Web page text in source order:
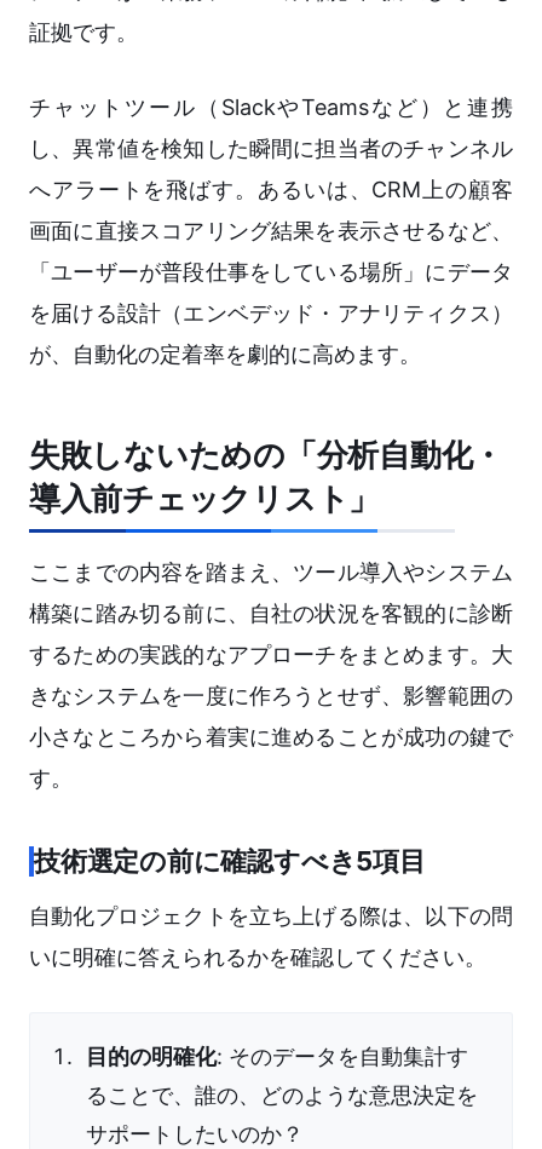
証拠です。
チャットツール（SlackやTeamsなど）と連携
し、異常値を検知した瞬間に担当者のチャンネル
へアラートを飛ばす。あるいは、CRM上の顧客
画面に直接スコアリング結果を表示させるなど、
「ユーザーが普段仕事をしている場所」にデータ
を届ける設計（エンベデッド・アナリティクス）
が、自動化の定着率を劇的に高めます。
失敗しないための「分析自動化・
導入前チェックリスト」
ここまでの内容を踏まえ、ツール導入やシステム
構築に踏み切る前に、自社の状況を客観的に診断
するための実践的なアプローチをまとめます。大
きなシステムを一度に作ろうとせず、影響範囲の
小さなところから着実に進めることが成功の鍵で
す。
技術選定の前に確認すべき5項目
自動化プロジェクトを立ち上げる際は、以下の問
いに明確に答えられるかを確認してください。
目的の明確化: そのデータを自動集計す
ることで、誰の、どのような意思決定を
サポートしたいのか？